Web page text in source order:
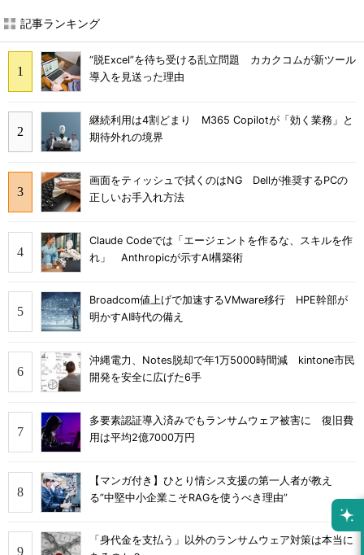
記事ランキング
“脱Excel”を待ち受ける乱立問題 カカクコムが新ツール
導入を見送った理由
継続利用は4割どまり M365 Copilotが「効く業務」と
期待外れの境界
画面をティッシュで拭くのはNG Dellが推奨するPCの
正しいお手入れ方法
Claude Codeでは「エージェントを作るな、スキルを作
れ」 Anthropicが示すAI構築術
Broadcom値上げで加速するVMware移行 HPE幹部が
明かすAI時代の備え
沖縄電力、Notes脱却で年1万5000時間減 kintone市民
開発を安全に広げた6手
多要素認証導入済みでもランサムウェア被害に 復旧費
用は平均2億7000万円
【マンガ付き】ひとり情シス支援の第一人者が教え
る”中堅中小企業こそRAGを使うべき理由”
「身代金を支払う」以外のランサムウェア対策は本当に